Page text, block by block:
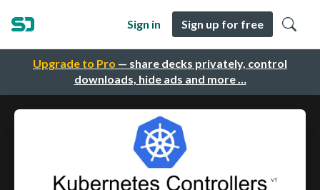
Upgrade to Pro — share decks privately, control
downloads, hide ads and more …
Sign in Sign up for free